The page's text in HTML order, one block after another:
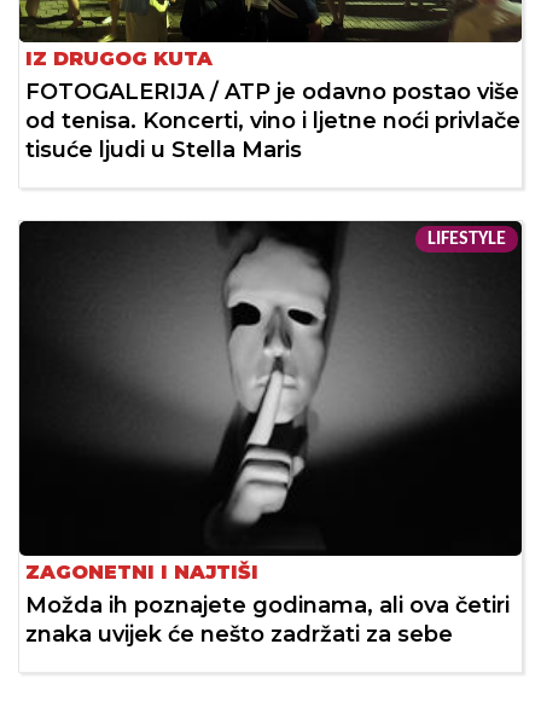
IZ DRUGOG KUTA
FOTOGALERIJA / ATP je odavno postao više
od tenisa. Koncerti, vino i ljetne noći privlače
tisuće ljudi u Stella Maris
LIFESTYLE
ZAGONETNI I NAJTIŠI
Možda ih poznajete godinama, ali ova četiri
znaka uvijek će nešto zadržati za sebe